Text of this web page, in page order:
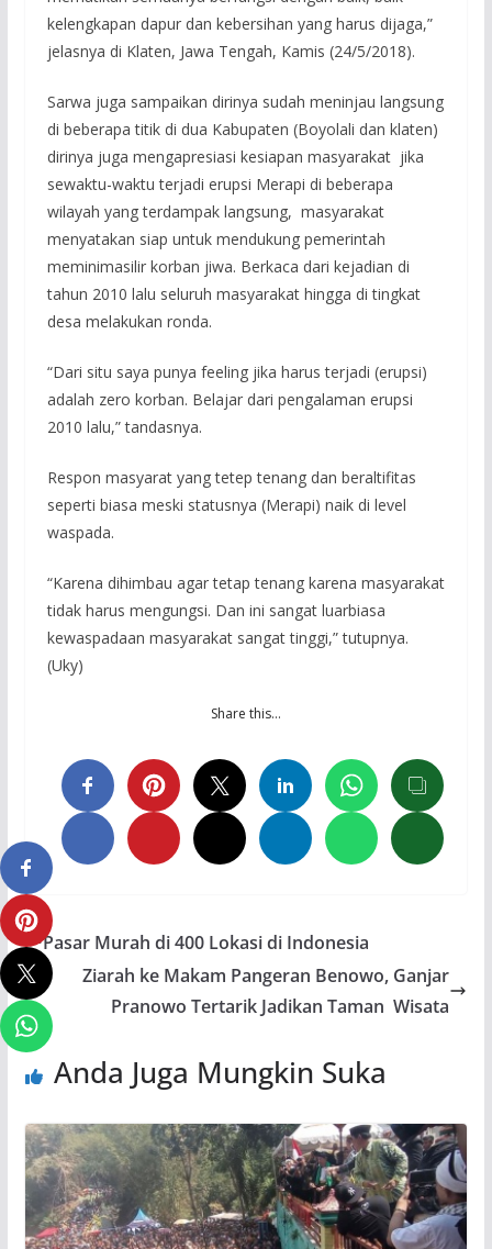
kelengkapan dapur dan kebersihan yang harus dijaga,”
jelasnya di Klaten, Jawa Tengah, Kamis (24/5/2018).
Sarwa juga sampaikan dirinya sudah meninjau langsung
di beberapa titik di dua Kabupaten (Boyolali dan klaten)
dirinya juga mengapresiasi kesiapan masyarakat jika
sewaktu-waktu terjadi erupsi Merapi di beberapa
wilayah yang terdampak langsung, masyarakat
menyatakan siap untuk mendukung pemerintah
meminimasilir korban jiwa. Berkaca dari kejadian di
tahun 2010 lalu seluruh masyarakat hingga di tingkat
desa melakukan ronda.
“Dari situ saya punya feeling jika harus terjadi (erupsi)
adalah zero korban. Belajar dari pengalaman erupsi
2010 lalu,” tandasnya.
Respon masyarat yang tetep tenang dan beraltifitas
seperti biasa meski statusnya (Merapi) naik di level
waspada.
“Karena dihimbau agar tetap tenang karena masyarakat
tidak harus mengungsi. Dan ini sangat luarbiasa
kewaspadaan masyarakat sangat tinggi,” tutupnya.
(Uky)
Share this…
Pasar Murah di 400 Lokasi di Indonesia
Ziarah ke Makam Pangeran Benowo, Ganjar
Pranowo Tertarik Jadikan Taman Wisata
Anda Juga Mungkin Suka